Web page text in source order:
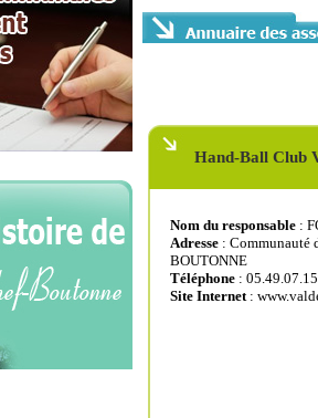
Hand-Ball Club
Nom du responsable :
Adresse : Communauté
BOUTONNE
Téléphone :
Site Internet: